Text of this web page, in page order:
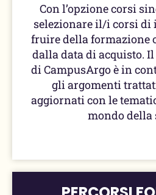
Con l’opzione corsi
selezionare il/i corsi di
fruire della formazione
dalla data di acquisto.
di CampusArgo è in
gli argomenti
aggiornati con le
mondo della